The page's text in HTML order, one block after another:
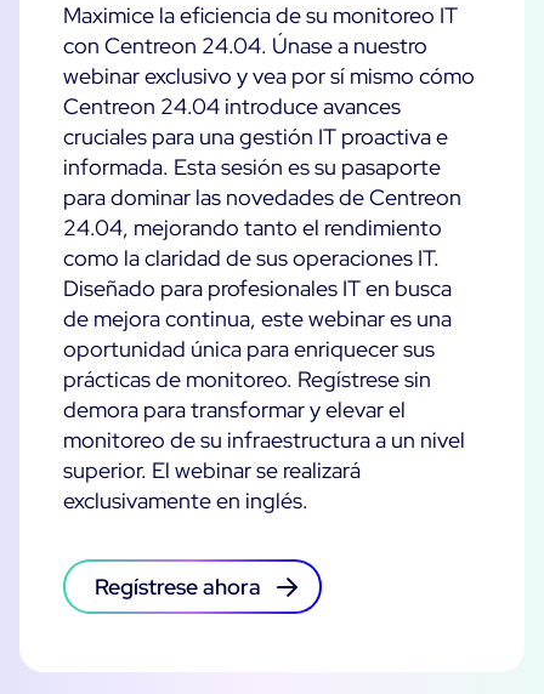
Maximice la eficiencia de su monitoreo IT
con Centreon 24.04. Únase a nuestro
webinar exclusivo y vea por sí mismo cómo
Centreon 24.04 introduce avances
cruciales para una gestión IT proactiva e
informada. Esta sesión es su pasaporte
para dominar las novedades de Centreon
24.04, mejorando tanto el rendimiento
como la claridad de sus operaciones IT.
Diseñado para profesionales IT en busca
de mejora continua, este webinar es una
oportunidad única para enriquecer sus
prácticas de monitoreo. Regístrese sin
demora para transformar y elevar el
monitoreo de su infraestructura a un nivel
superior. El webinar se realizará
exclusivamente en inglés.
Regístrese ahora